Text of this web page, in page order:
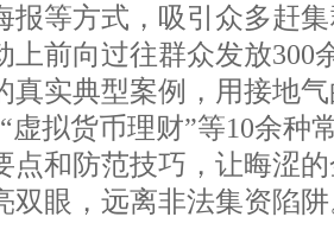
报等方式，吸引众多赶
上前向过往群众发放300
真实典型案例，用接地
虚拟货币理财”等10余种
点和防范技巧，让晦涩
双眼，远离非法集资陷